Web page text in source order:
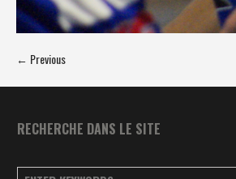
← Previous
RECHERCHE DANS LE SITE